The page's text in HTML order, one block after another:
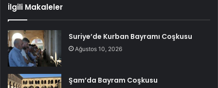
İlgili Makaleler
Suriye’de Kurban Bayramı Coşkusu
Ağustos 10, 2026
Şam’da Bayram Coşkusu